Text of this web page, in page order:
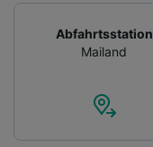
Abfahrtsstation
Mailand